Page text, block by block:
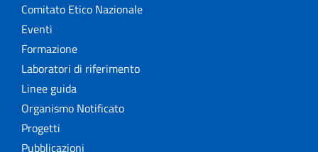
Comitato Etico Nazionale
Eventi
Formazione
Laboratori di riferimento
Linee guida
Organismo Notificato
Progetti
Pubblicazioni